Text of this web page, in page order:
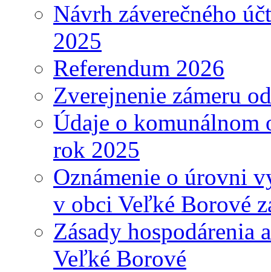
Návrh záverečného
2025
Referendum 2026
Zverejnenie zámeru
Údaje o komunálnom
rok 2025
Oznámenie o úrovni
v obci Veľké Borové
Zásady hospodárenia
Veľké Borové